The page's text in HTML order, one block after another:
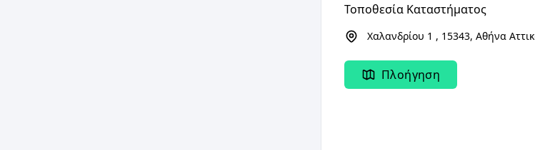
Τοποθεσία Καταστήματος
Χαλανδρίου 1 , 15343, Αθήνα
Πλοήγηση